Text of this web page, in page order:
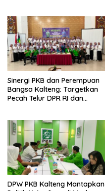
Sinergi PKB dan Perempuan
Bangsa Kalteng: Targetkan
Pecah Telur DPR RI dan
DPW PKB Kalteng Mantapkan